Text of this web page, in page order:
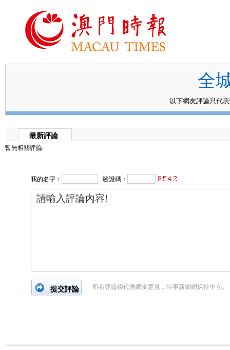
全
以下網友評論只代
最新評論
暫無相關評論.
我的名字： 驗證碼：
所有評論僅代表網友意見，時事新聞網保持中立。